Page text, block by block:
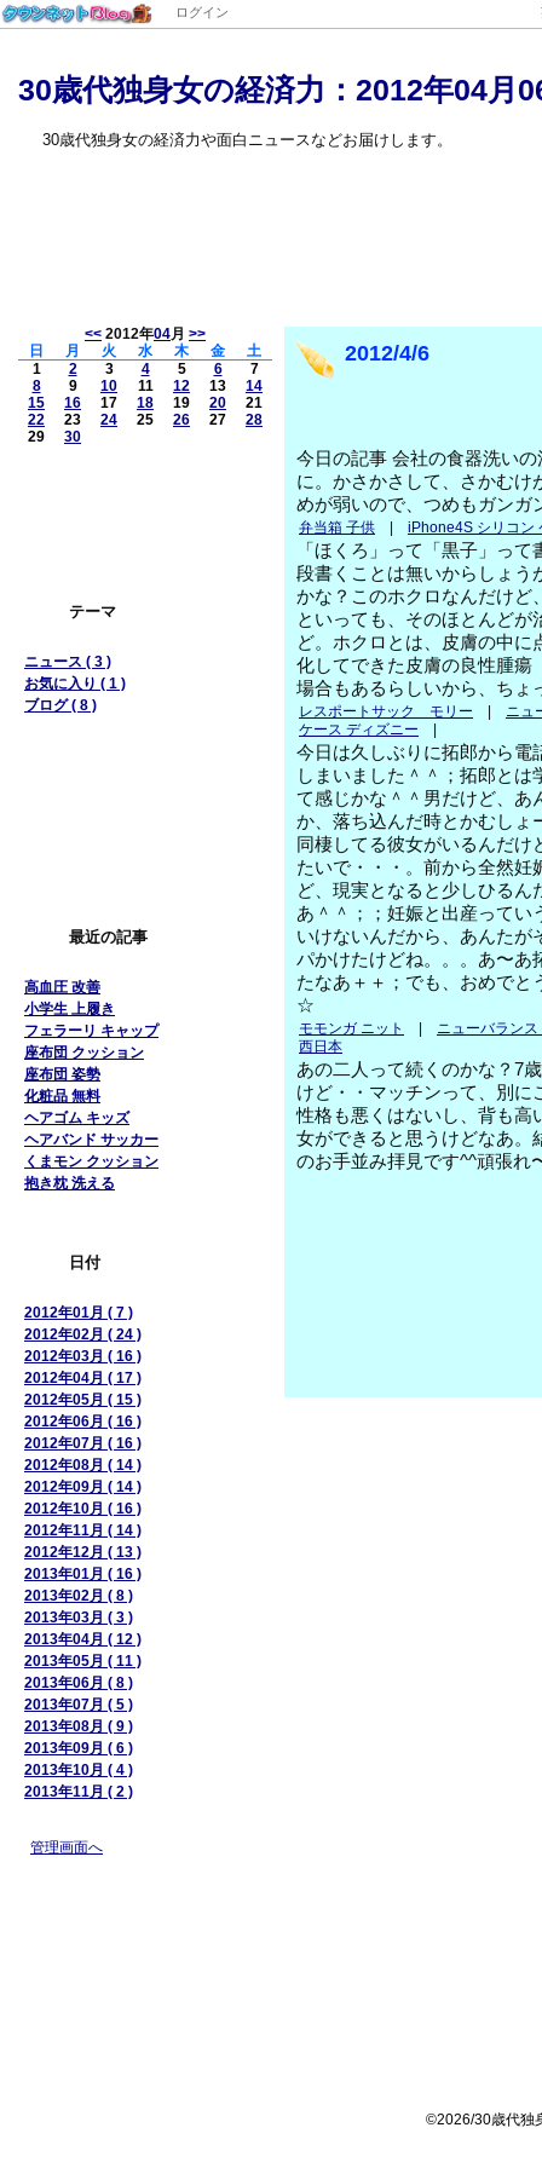
ログイン
30歳代独身女の経済力：2012年04月
30歳代独身女の経済力や面白ニュースなどお届けします。
2012/4/6
今日の記事 会社の食器洗い
に。かさかさして、さかむけ
めが弱いので、つめもガン
弁当箱 子供 iPhone4S シリコン
「ほくろ」って「黒子」っ
段書くことは無いからしょう
かな？このホクロなんだけど
といっても、そのほとんど
ど。ホクロとは、皮膚の中
化してできた皮膚の良性腫瘍
場合もあるらしいから、ちょ
レスポートサック モリー
ニュ
ケース ディズニー
今日は久しぶりに拓郎から電
しまいました＾＾；拓郎と
て感じかな＾＾男だけど、あ
か、落ち込んだ時とかむしょ
同棲してる彼女がいるんだ
たいで・・・。前から全然妊
ど、現実となると少しひる
あ＾＾；；妊娠と出産ってい
いけないんだから、あんたが
パかけたけどね。。。あ〜あ
たなあ＋＋；でも、おめでと
☆
モモンガ ニット
ニューバラン
西日本
あの二人って続くのかな？7
けど・・マッチンって、別に
性格も悪くはないし、背も高
女ができると思うけどなあ。
のお手並み拝見です^^頑張れ
<< 2012年04月 >>
日
月 火 水 木 金
土
1
2 3 4 5 6
7
8
9 10 11 12 13
14
15
16 17 18 19 20
21
22
23 24 25 26 27
28
29
30
テーマ
ニュース ( 3 )
お気に入り ( 1 )
ブログ ( 8 )
最近の記事
高血圧 改善
小学生 上履き
フェラーリ キャップ
座布団 クッション
座布団 姿勢
化粧品 無料
ヘアゴム キッズ
ヘアバンド サッカー
くまモン クッション
抱き枕 洗える
日付
2012年01月 ( 7 )
2012年02月 ( 24 )
2012年03月 ( 16 )
2012年04月 ( 17 )
2012年05月 ( 15 )
2012年06月 ( 16 )
2012年07月 ( 16 )
2012年08月 ( 14 )
2012年09月 ( 14 )
2012年10月 ( 16 )
2012年11月 ( 14 )
2012年12月 ( 13 )
2013年01月 ( 16 )
2013年02月 ( 8 )
2013年03月 ( 3 )
2013年04月 ( 12 )
2013年05月 ( 11 )
2013年06月 ( 8 )
2013年07月 ( 5 )
2013年08月 ( 9 )
2013年09月 ( 6 )
2013年10月 ( 4 )
2013年11月 ( 2 )
管理画面へ
©2026/30歳代独